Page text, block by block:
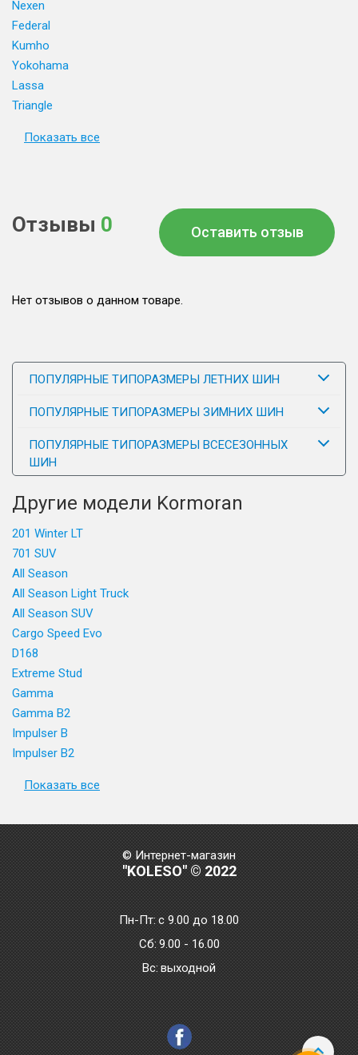
Nexen
Federal
Kumho
Yokohama
Lassa
Triangle
Показать все
Отзывы 0 Оставить отзыв
Нет отзывов о данном товаре.
ПОПУЛЯРНЫЕ ТИПОРАЗМЕРЫ ЛЕТНИХ ШИН
ПОПУЛЯРНЫЕ ТИПОРАЗМЕРЫ ЗИМНИХ ШИН
ПОПУЛЯРНЫЕ ТИПОРАЗМЕРЫ ВСЕСЕЗОННЫХ
ШИН
Другие модели Kormoran
201 Winter LT
701 SUV
All Season
All Season Light Truck
All Season SUV
Cargo Speed Evo
D168
Extreme Stud
Gamma
Gamma B2
Impulser B
Impulser B2
Показать все
© Интернет-магазин
"KOLESO" © 2022
Пн-Пт:с 9.00 до 18.00
Сб: 9.00 - 16.00
Bc: выходной